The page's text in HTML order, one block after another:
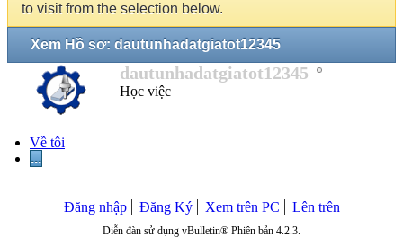
to visit from the selection below.
Xem Hồ sơ: dautunhadatgiatot12345
dautunhadatgiatot12345
Học việc
Về tôi
...
Đăng nhập Đăng Ký Xem trên PC Lên trên
Diễn đàn sử dụng vBulletin® Phiên bản 4.2.3.